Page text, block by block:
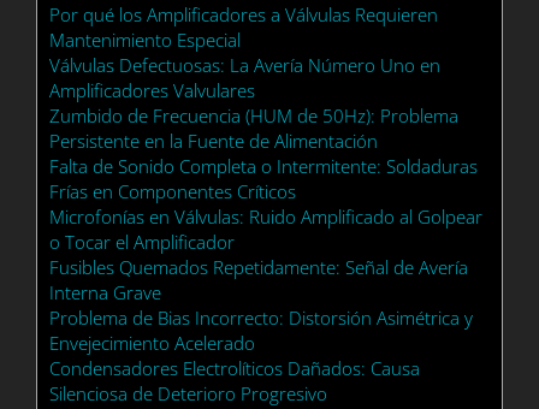
Por qué los Amplificadores a Válvulas Requieren
Mantenimiento Especial
Válvulas Defectuosas: La Avería Número Uno en
Amplificadores Valvulares
Zumbido de Frecuencia (HUM de 50Hz): Problema
Persistente en la Fuente de Alimentación
Falta de Sonido Completa o Intermitente: Soldaduras
Frías en Componentes Críticos
Microfonías en Válvulas: Ruido Amplificado al Golpear
o Tocar el Amplificador
Fusibles Quemados Repetidamente: Señal de Avería
Interna Grave
Problema de Bias Incorrecto: Distorsión Asimétrica y
Envejecimiento Acelerado
Condensadores Electrolíticos Dañados: Causa
Silenciosa de Deterioro Progresivo